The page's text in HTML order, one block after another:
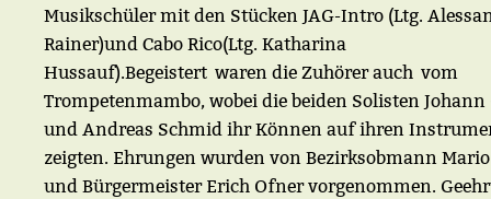
Musikschüler mit den Stücken JAG-Intro (Ltg.
Rainer)und Cabo Rico(Ltg. Katharina
Hussauf).Begeistert waren die Zuhörer auch vom
Trompetenmambo, wobei die beiden Solisten Johann
und Andreas Schmid ihr Können auf ihren
zeigten. Ehrungen wurden von Bezirksobmann
und Bürgermeister Erich Ofner vorgenommen.